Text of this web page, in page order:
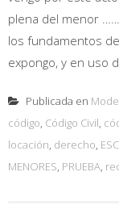
plena del menor
los fundamentos
expongo, y en uso
Publicada en
código, Código Civil,
locación, derecho,
MENORES, PRUEBA,